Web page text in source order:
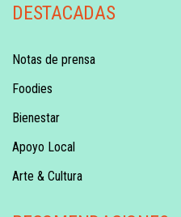
DESTACADAS
Notas de prensa
Foodies
Bienestar
Apoyo Local
Arte & Cultura